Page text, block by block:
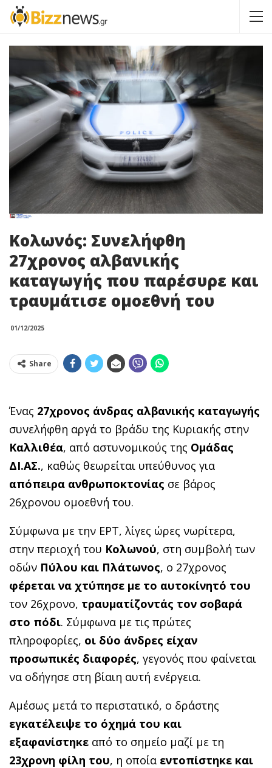
Κολωνός: Συνελήφθη
27χρονος αλβανικής
καταγωγής που παρέσυρε και
τραυμάτισε ομοεθνή του
01/12/2025
Share
Ένας 27χρονος άνδρας αλβανικής καταγωγής
συνελήφθη αργά το βράδυ της Κυριακής στην
Καλλιθέα, από αστυνομικούς της Ομάδας
ΔΙ.ΑΣ., καθώς θεωρείται υπεύθυνος για
απόπειρα ανθρωποκτονίας σε βάρος
26χρονου ομοεθνή του.
Σύμφωνα με την ΕΡΤ, λίγες ώρες νωρίτερα,
στην περιοχή του Κολωνού, στη συμβολή των
οδών Πύλου και Πλάτωνος, ο 27χρονος
φέρεται να χτύπησε με το αυτοκίνητό του
τον 26χρονο, τραυματίζοντάς τον σοβαρά
στο πόδι. Σύμφωνα με τις πρώτες
πληροφορίες, οι δύο άνδρες είχαν
προσωπικές διαφορές, γεγονός που φαίνεται
να οδήγησε στη βίαιη αυτή ενέργεια.
Αμέσως μετά το περιστατικό, ο δράστης
εγκατέλειψε το όχημά του και
εξαφανίστηκε από το σημείο μαζί με τη
23χρονη φίλη του, η οποία εντοπίστηκε και